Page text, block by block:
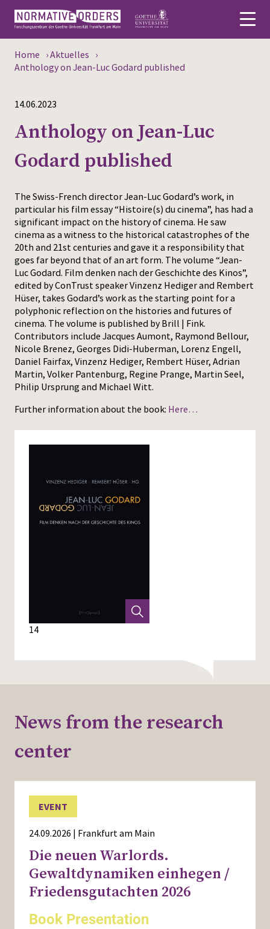
Deutsch
News
Persons
Events
Publications
Media
Press
Home ›Aktuelles ›
Anthology on Jean-Luc Godard published
14.06.2023
Anthology on Jean-Luc
Godard published
The Swiss-French director Jean-Luc Godard’s work, in
particular his film essay “Histoire(s) du cinema”, has had a
significant impact on the history of cinema. He saw
cinema as a witness to the historical catastrophes of the
20th and 21st centuries and gave it a responsibility that
goes far beyond that of an art form. The volume “Jean-
Luc Godard. Film denken nach der Geschichte des Kinos”,
edited by ConTrust speaker Vinzenz Hediger and Rembert
Hüser, takes Godard’s work as the starting point for a
polyphonic reflection on the histories and futures of
cinema. The volume is published by Brill | Fink.
Contributors include Jacques Aumont, Raymond Bellour,
Nicole Brenez, Georges Didi-Huberman, Lorenz Engell,
Daniel Fairfax, Vinzenz Hediger, Rembert Hüser, Adrian
Martin, Volker Pantenburg, Regine Prange, Martin Seel,
Philip Ursprung and Michael Witt.
Further information about the book: Here…
14
News from the research
center
EVENT
24.09.2026 | Frankfurt am Main
Die neuen Warlords.
Gewaltdynamiken einhegen /
Friedensgutachten 2026
Book Presentation